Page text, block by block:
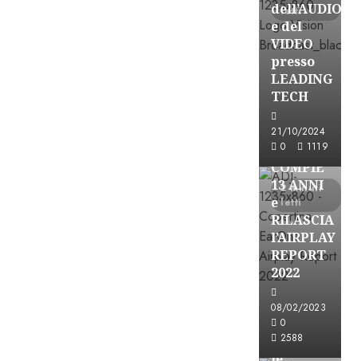
letti
dell’AUDIO
e del
VIDEO
presso
LEADING
TECH
21/10/2024
0
1119
2 minuti
letti
Partnership
EARONE
COMPIE
13 ANNI
e
RILASCIA
l’AIRPLAY
REPORT
2022
08/02/2023
0
2588
Partnership